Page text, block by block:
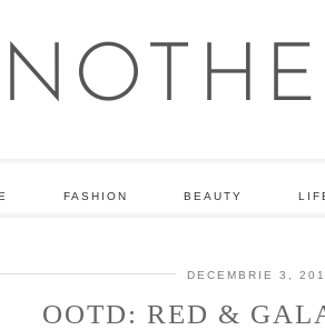
FASHION BEAUTY
DECEMBRIE 3,
OOTD: RED &